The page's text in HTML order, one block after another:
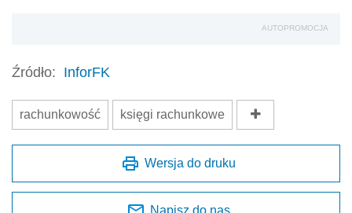
AUTOPROMOCJA
Źródło: InforFK
rachunkowość księgi rachunkowe
Wersja do druku